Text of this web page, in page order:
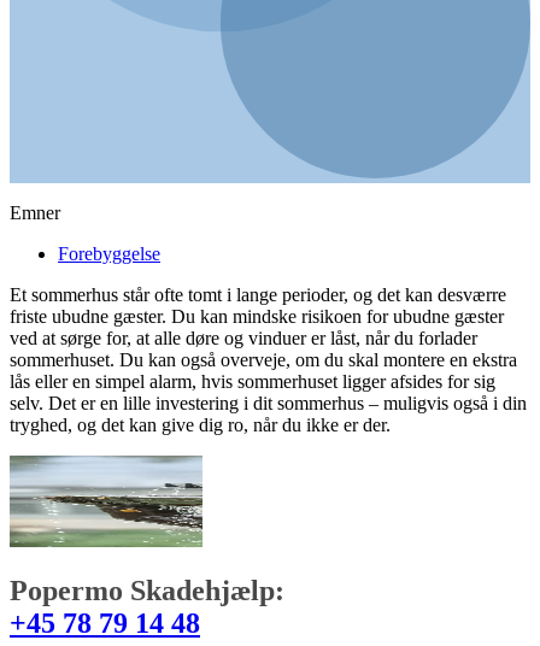
Emner
Forebyggelse
Et sommerhus står ofte tomt i lange perioder, og det kan desværre
friste ubudne gæster. Du kan mindske risikoen for ubudne gæster
ved at sørge for, at alle døre og vinduer er låst, når du forlader
sommerhuset. Du kan også overveje, om du skal montere en ekstra
lås eller en simpel alarm, hvis sommerhuset ligger afsides for sig
selv. Det er en lille investering i dit sommerhus – muligvis også i din
tryghed, og det kan give dig ro, når du ikke er der.
Popermo Skadehjælp:
+45 78 79 14 48